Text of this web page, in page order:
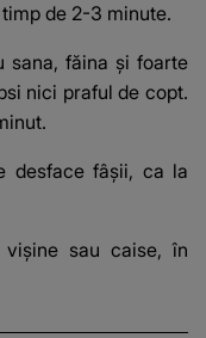
de 2-3 minute.
sana, făina și foarte
nici praful de copt.
desface fâşii, ca la
sau caise, în